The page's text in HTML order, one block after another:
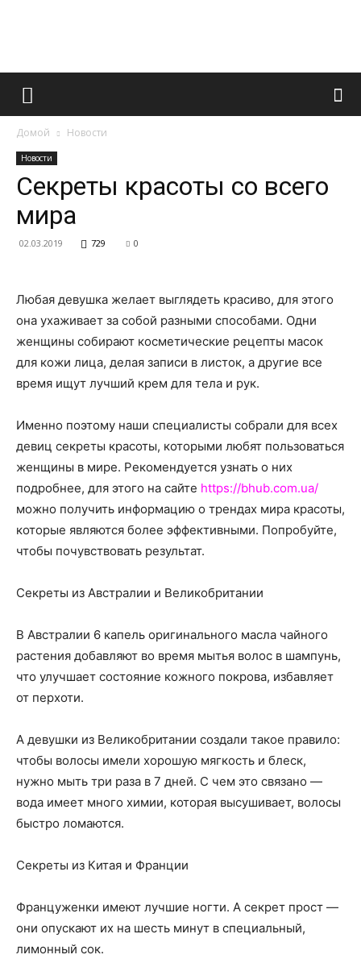
Французский
о
нем
Домой Новости
Новости
Секреты красоты со всего
мира
02.03.2019 729 0
Любая девушка желает выглядеть красиво, для этого
она ухаживает за собой разными способами. Одни
женщины собирают косметические рецепты масок
для кожи лица, делая записи в листок, а другие все
время ищут лучший крем для тела и рук.
Именно поэтому наши специалисты собрали для всех
девиц секреты красоты, которыми любят пользоваться
женщины в мире. Рекомендуется узнать о них
подробнее, для этого на сайте https://bhub.com.ua/
можно получить информацию о трендах мира красоты,
которые являются более эффективными. Попробуйте,
чтобы почувствовать результат.
Секреты из Австралии и Великобритании
В Австралии 6 капель оригинального масла чайного
растения добавляют во время мытья волос в шампунь,
что улучшает состояние кожного покрова, избавляет
от перхоти.
А девушки из Великобритании создали такое правило:
чтобы волосы имели хорошую мягкость и блеск,
нужно мыть три раза в 7 дней. С чем это связано —
вода имеет много химии, которая высушивает, волосы
быстро ломаются.
Секреты из Китая и Франции
Француженки имеют лучшие ногти. А секрет прост —
они опускают их на шесть минут в специальный,
лимонный сок.